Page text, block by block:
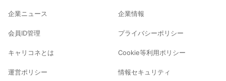
企業ニュース
会員ID管理
キャリコネとは
運営ポリシー
企業情報
プライバシーポリシー
Cookie等利用ポリシー
情報セキュリティ